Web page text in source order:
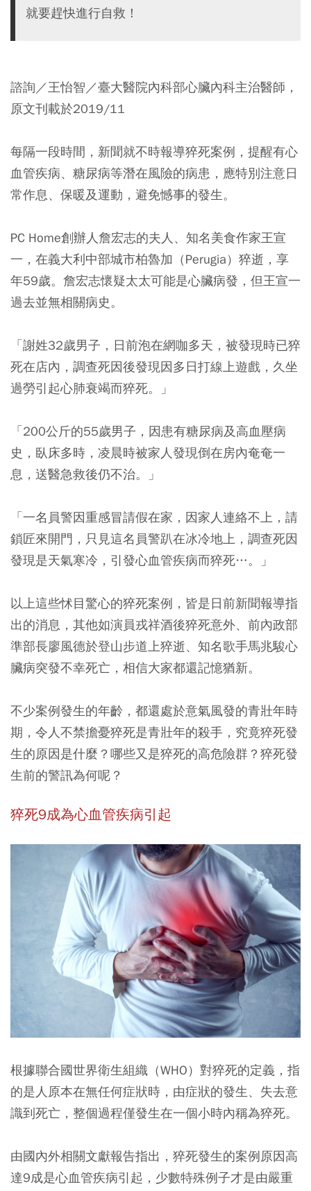
就要趕快進行自救！
諮詢／王怡智／臺大醫院內科部心臟內科主治醫師，
原文刊載於2019/11
每隔一段時間，新聞就不時報導猝死案例，提醒有心
血管疾病、糖尿病等潛在風險的病患，應特別注意日
常作息、保暖及運動，避免憾事的發生。
PC Home創辦人詹宏志的夫人、知名美食作家王宣
一，在義大利中部城市柏魯加（Perugia）猝逝，享
年59歲。詹宏志懷疑太太可能是心臟病發，但王宣一
過去並無相關病史。
「謝姓32歲男子，日前泡在網咖多天，被發現時已猝
死在店內，調查死因後發現因多日打線上遊戲，久坐
過勞引起心肺衰竭而猝死。」
「200公斤的55歲男子，因患有糖尿病及高血壓病
史，臥床多時，凌晨時被家人發現倒在房內奄奄一
息，送醫急救後仍不治。」
「一名員警因重感冒請假在家，因家人連絡不上，請
鎖匠來開門，只見這名員警趴在冰冷地上，調查死因
發現是天氣寒冷，引發心血管疾病而猝死…。」
以上這些怵目驚心的猝死案例，皆是日前新聞報導指
出的消息，其他如演員戎祥酒後猝死意外、前內政部
準部長廖風德於登山步道上猝逝、知名歌手馬兆駿心
臟病突發不幸死亡，相信大家都還記憶猶新。
不少案例發生的年齡，都還處於意氣風發的青壯年時
期，令人不禁擔憂猝死是青壯年的殺手，究竟猝死發
生的原因是什麼？哪些又是猝死的高危險群？猝死發
生前的警訊為何呢？
猝死9成為心血管疾病引起
根據聯合國世界衛生組織（WHO） 對猝死的定義，指
的是人原本在無任何症狀時，由症狀的發生、失去意
識到死亡，整個過程僅發生在一個小時內稱為猝死。
由國內外相關文獻報告指出， 猝死發生的案例原因高
達9成是心血管疾病引起，少數特殊例子才是由嚴重